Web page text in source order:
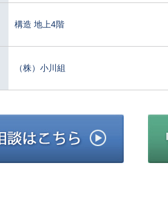
構造 地上4階
（株）小川組